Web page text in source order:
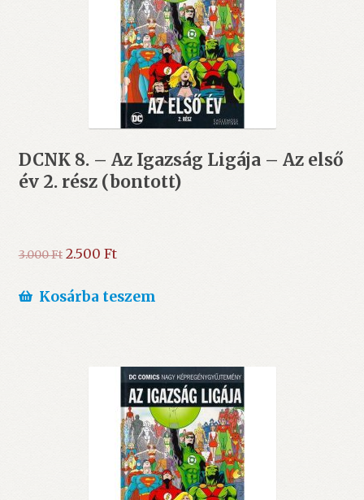
DCNK 8. – Az Igazság Ligája – Az első
év 2. rész (bontott)
3.000Ft Original
was:
2.500 FtCurrent
is:
Kosárba teszem